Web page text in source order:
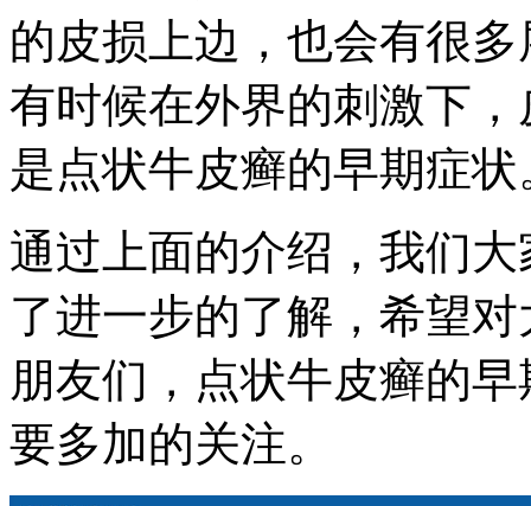
的皮损上边，也会有很
有时候在外界的刺激下
是点状牛皮癣的早期症状
通过上面的介绍，我们
了进一步的了解，希望
朋友们，点状牛皮癣的
要多加的关注。